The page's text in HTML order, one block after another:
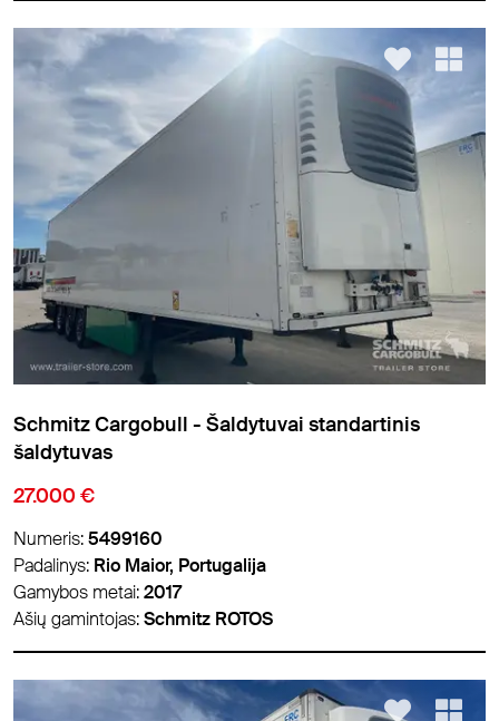
Schmitz Cargobull - Šaldytuvai standartinis
šaldytuvas
27.000 €
Numeris:5499160
Padalinys: Rio Maior, Portugalija
Gamybos metai:2017
Ašių gamintojas:Schmitz ROTOS